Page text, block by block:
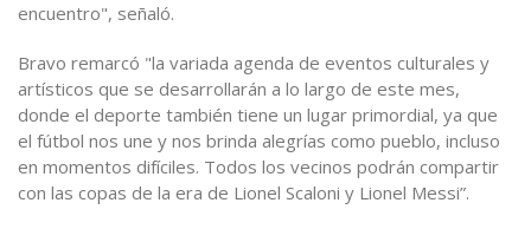
encuentro", señaló.
Bravo remarcó "la variada agenda de eventos culturales y
artísticos que se desarrollarán a lo largo de este mes,
donde el deporte también tiene un lugar primordial, ya que
el fútbol nos une y nos brinda alegrías como pueblo, incluso
en momentos difíciles. Todos los vecinos podrán compartir
con las copas de la era de Lionel Scaloni y Lionel Messi”.